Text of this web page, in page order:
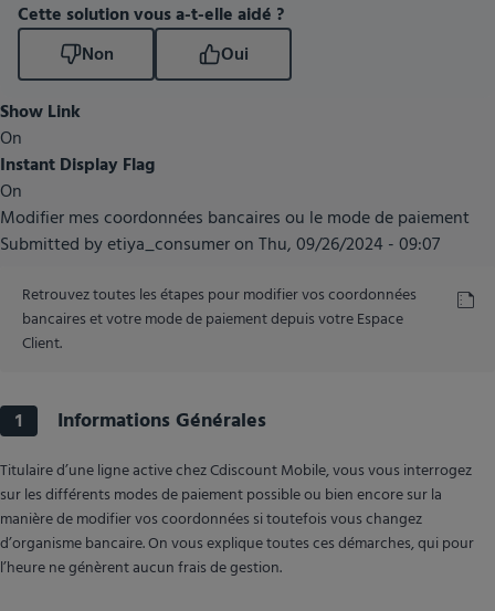
de
ma
facture
Cette solution vous a-t-elle aidé ?
Non
Oui
Show Link
On
Instant Display Flag
On
Modifier mes coordonnées bancaires ou le mode de paiement
Submitted byetiya_consumeron Thu, 09/26/2024 - 09:07
Retrouvez toutes les étapes pour modifier vos coordonnées
bancaires et votre mode de paiement depuis votre Espace
Client.
1 Informations Générales
Titulaire d’une ligne active chez Cdiscount Mobile, vous vous interrogez
sur les différents modes de paiement possible ou bien encore sur la
manière de modifier vos coordonnées si toutefois vous changez
d’organisme bancaire. On vous explique toutes ces démarches, qui pour
l’heure ne génèrent aucun frais de gestion.